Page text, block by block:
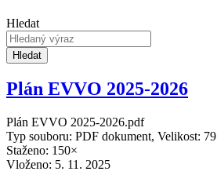
Hledat
Hledat
Plán EVVO 2025-2026
Plán EVVO 2025-2026.pdf
Typ souboru: PDF dokument, Velikost:
Staženo: 150×
Vloženo: 5. 11. 2025